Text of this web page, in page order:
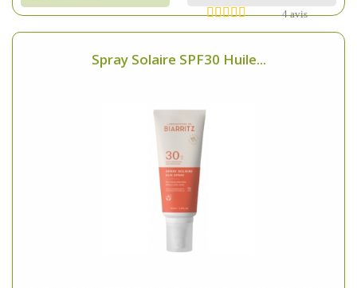
4 avis
Spray Solaire SPF30 Huile...